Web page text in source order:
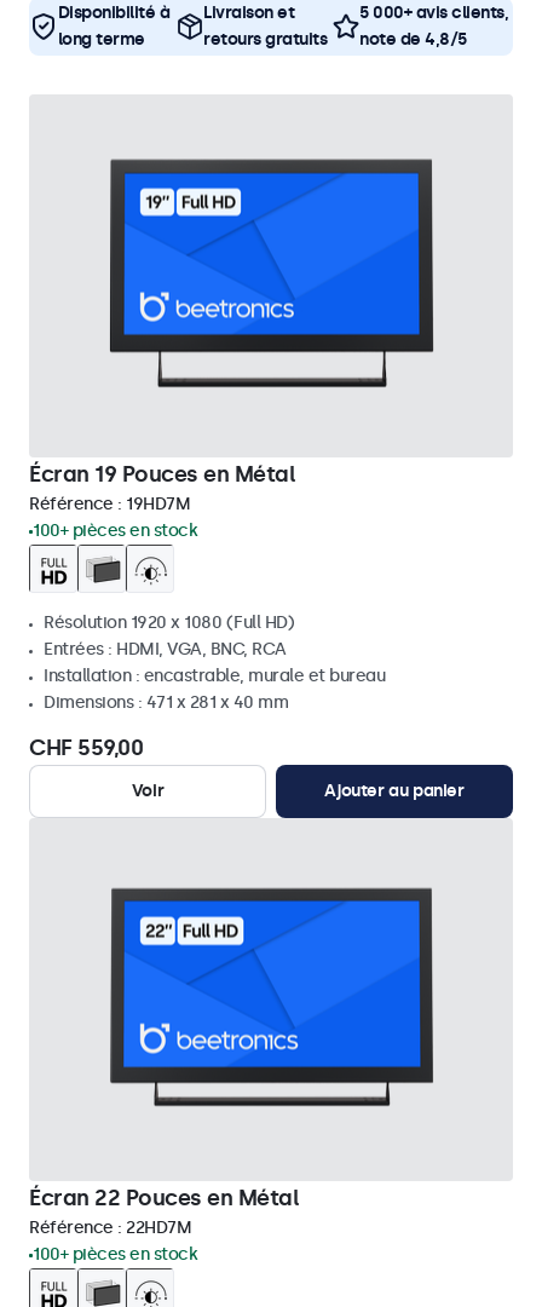
Disponibilité à
long terme
Livraison et
retours gratuits
5 000+ avis clients,
note de 4,8/5
Écran 19 Pouces en Métal
Référence : 19HD7M
100+ pièces en stock
Résolution 1920 x 1080 (Full HD)
Entrées : HDMI, VGA, BNC, RCA
Installation : encastrable, murale et bureau
Dimensions : 471 x 281 x 40 mm
CHF 559,00
Voir Ajouter au panier
Écran 22 Pouces en Métal
Référence : 22HD7M
100+ pièces en stock